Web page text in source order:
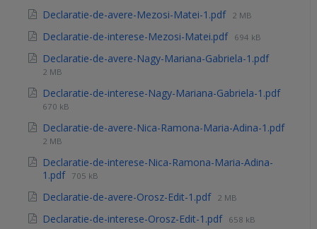
Declaratie-de-avere-Mezosi-Matei-1.pdf 2 MB
Declaratie-de-interese-Mezosi-Matei.pdf 694 kB
Declaratie-de-avere-Nagy-Mariana-Gabriela-1.pdf
2 MB
Declaratie-de-interese-Nagy-Mariana-Gabriela-1.pdf
670 kB
Declaratie-de-avere-Nica-Ramona-Maria-Adina-1.pdf
2 MB
Declaratie-de-interese-Nica-Ramona-Maria-Adina-
1.pdf 705 kB
Declaratie-de-avere-Orosz-Edit-1.pdf 2 MB
Declaratie-de-interese-Orosz-Edit-1.pdf 658 kB